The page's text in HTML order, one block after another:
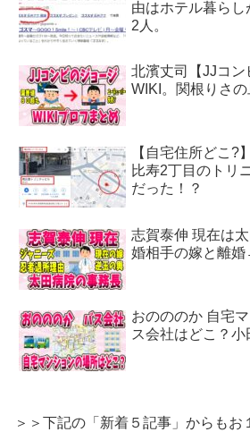
由はホテル暮ら
2人。
北濱丈司【JJコ
WIKI。関根りさの
【自宅住所どこ?
比寿2丁目のトリ
だった！？
志賀泰伸 現在は
婚相手の嫁と離
おのののか 自宅
ス会社はどこ？小
＞＞下記の「新着５記事」からもお